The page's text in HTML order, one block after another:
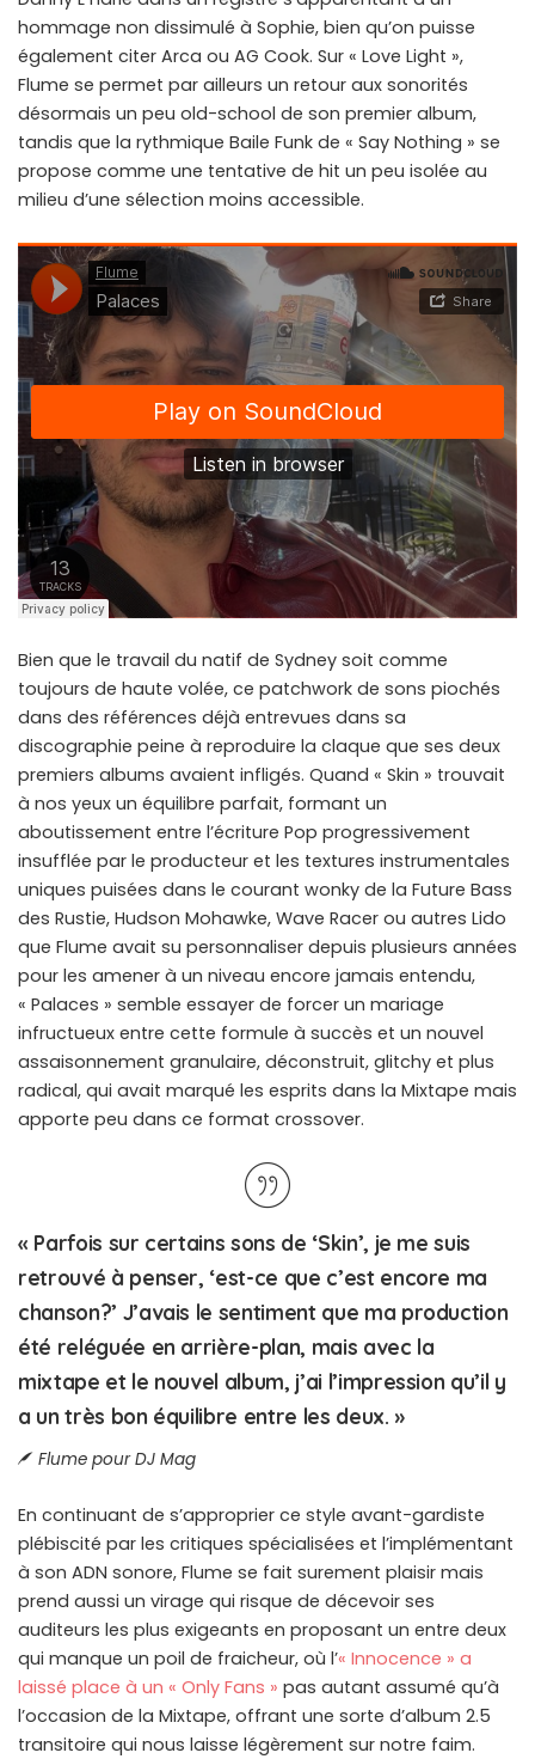
hommage non dissimulé à Sophie, bien qu’on puisse
également citer Arca ou AG Cook. Sur « Love Light »,
Flume se permet par ailleurs un retour aux sonorités
désormais un peu old-school de son premier album,
tandis que la rythmique Baile Funk de « Say Nothing » se
propose comme une tentative de hit un peu isolée au
milieu d’une sélection moins accessible.
Bien que le travail du natif de Sydney soit comme
toujours de haute volée, ce patchwork de sons piochés
dans des références déjà entrevues dans sa
discographie peine à reproduire la claque que ses deux
premiers albums avaient infligés. Quand « Skin » trouvait
à nos yeux un équilibre parfait, formant un
aboutissement entre l’écriture Pop progressivement
insufflée par le producteur et les textures instrumentales
uniques puisées dans le courant wonky de la Future Bass
des Rustie, Hudson Mohawke, Wave Racer ou autres Lido
que Flume avait su personnaliser depuis plusieurs années
pour les amener à un niveau encore jamais entendu,
« Palaces » semble essayer de forcer un mariage
infructueux entre cette formule à succès et un nouvel
assaisonnement granulaire, déconstruit, glitchy et plus
radical, qui avait marqué les esprits dans la Mixtape mais
apporte peu dans ce format crossover.
« Parfois sur certains sons de ‘Skin’, je me suis
retrouvé à penser, ‘est-ce que c’est encore ma
chanson?’ J’avais le sentiment que ma production
été reléguée en arrière-plan, mais avec la
mixtape et le nouvel album, j’ai l’impression qu’il y
a un très bon équilibre entre les deux. »
Flume pour DJ Mag
En continuant de s’approprier ce style avant-gardiste
plébiscité par les critiques spécialisées et l’implémentant
à son ADN sonore, Flume se fait surement plaisir mais
prend aussi un virage qui risque de décevoir ses
auditeurs les plus exigeants en proposant un entre deux
qui manque un poil de fraicheur, où l’« Innocence » a
laissé place à un « Only Fans » pas autant assumé qu’à
l’occasion de la Mixtape, offrant une sorte d’album 2.5
transitoire qui nous laisse légèrement sur notre faim.